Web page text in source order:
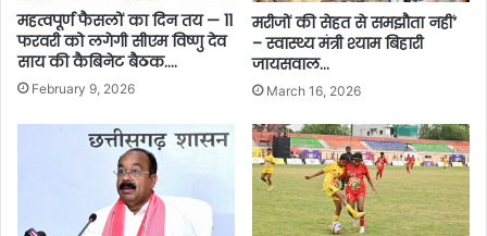
महत्वपूर्ण फैसलों का दिन तय — 11
फरवरी को लगेगी सीएम विष्णु देव
साय की कैबिनेट बैठक….
February 9, 2026
मरीजों की सेहत से समझौता नहीं’
– स्वास्थ्य मंत्री श्याम बिहारी
जायसवाल…
March 16, 2026